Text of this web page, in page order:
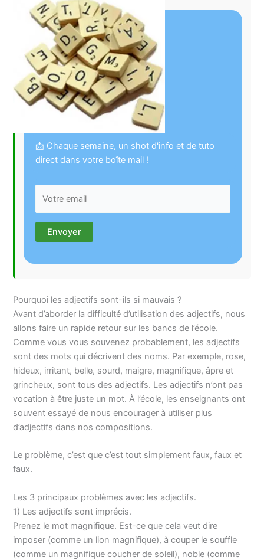
📩 Chaque semaine, un shot d'info et de tuto
direct dans votre boîte mail !
Pourquoi les adjectifs sont-ils si mauvais ?
Avant d’aborder la difficulté d’utilisation des adjectifs, nous
allons faire un rapide retour sur les bancs de l’école.
Comme vous vous souvenez probablement, les adjectifs
sont des mots qui décrivent des noms. Par exemple, rose,
hideux, irritant, belle, sourd, maigre, magnifique, âpre et
grincheux, sont tous des adjectifs. Les adjectifs n’ont pas
vocation à être juste un mot. À l’école, les enseignants ont
souvent essayé de nous encourager à utiliser plus
d’adjectifs dans nos compositions.
Le problème, c’est que c’est tout simplement faux, faux et
faux.
Les 3 principaux problèmes avec les adjectifs.
1) Les adjectifs sont imprécis.
Prenez le mot magnifique. Est-ce que cela veut dire
imposer (comme un lion magnifique), à couper le souffle
(comme un magnifique coucher de soleil), noble (comme